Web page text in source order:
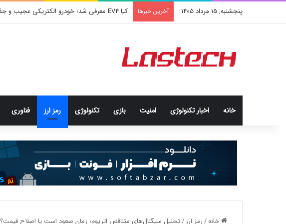
پنجشنبه, 15 مرداد 1405 آخرین خبرها کیا EV4 معرفی شد؛ خودرو الکتریکی عجیب و جذاب کره‌ای‌ها
خانه اخبار تکنولوژی امنيت بازی تکنولوژی رمز ارز فناوری
خانه/رمز ارز/تحلیل سیگنال‌های متناقض اتریوم؛ زمان صعود است یا اصلاح قیمت؟